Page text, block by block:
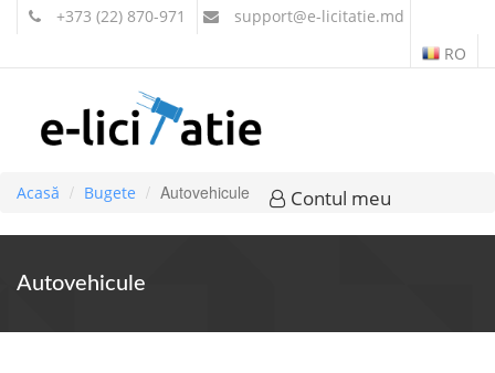
+373 (22) 870-971 support@e-licitatie.md
RO
Contul meu
Acasă Bugete Autovehicule
Autovehicule